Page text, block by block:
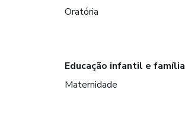
Oratória
Educação infantil e família
Maternidade